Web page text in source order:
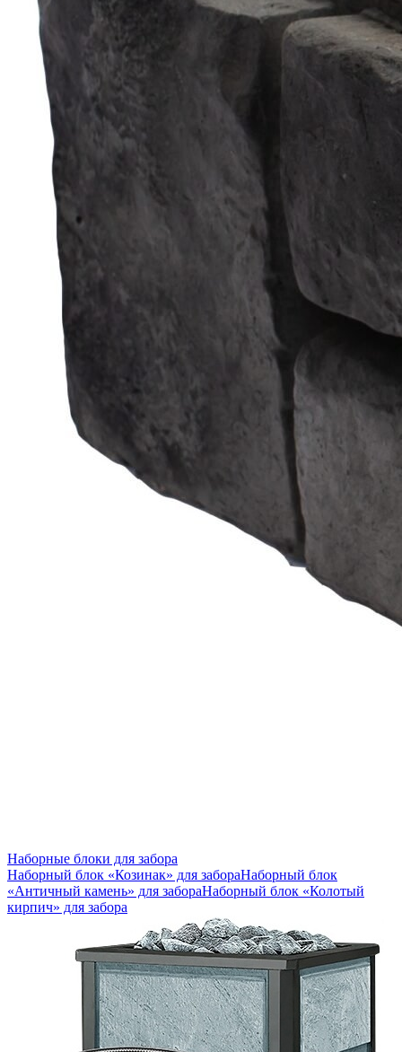
Наборные блоки для забора
Наборный блок «Козинак» для забораНаборный блок
«Античный камень» для забораНаборный блок «Колотый
кирпич» для забора